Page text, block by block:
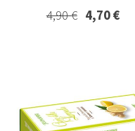
4,90 € 4,70 €